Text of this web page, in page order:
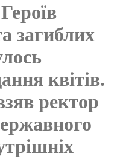
загиблих
квітів.
ректор